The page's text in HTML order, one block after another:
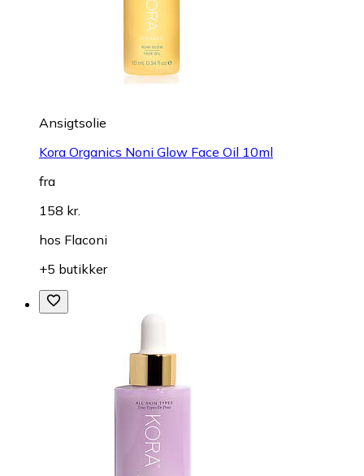
Ansigtsolie
Kora Organics Noni Glow Face Oil 10ml
fra
158 kr.
hos Flaconi
+5 butikker